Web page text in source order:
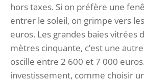
hors taxes. Si on préfère une
entrer le soleil, on grimpe vers
euros. Les grandes baies vitrées
mètres cinquante, c’est une
oscille entre 2 600 et 7 000 euros.
investissement, comme choisir